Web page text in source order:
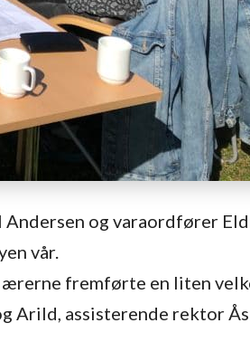
og varaordfører
vår.
fremførte en liten
Arild, assisterende rektor